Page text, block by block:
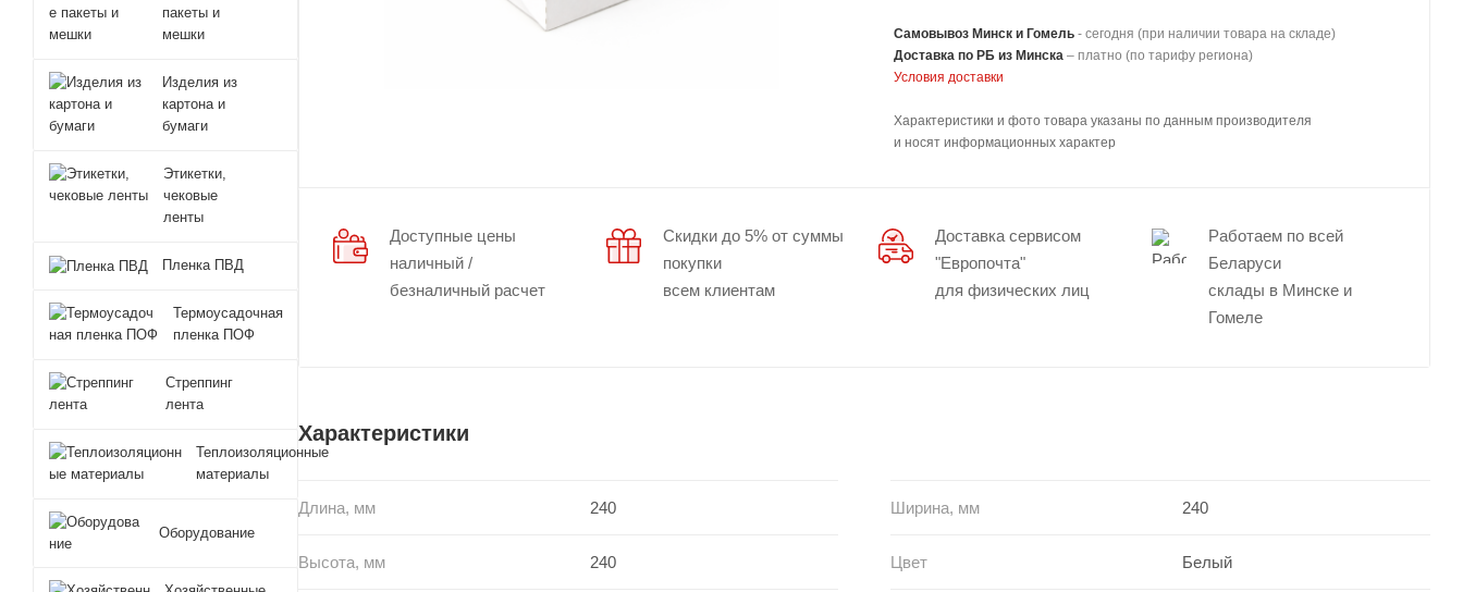
Самовывоз Минск и Гомель - сегодня (при наличии товара на складе)
Доставка по РБ из Минска – платно (по тарифу региона)
Условия доставки
Характеристики и фото товара указаны по данным производителя
и носят информационных характер
Доступные цены
наличный /
безналичный расчет
Скидки до 5% от суммы
покупки
всем клиентам
Доставка сервисом
"Европочта"
для физических лиц
Работаем по всей
Беларуси
склады в Минске и
Гомеле
Характеристики
Длина, мм 240 Ширина, мм 240
Высота, мм 240 Цвет Белый
пакеты и
мешки
Изделия из
картона и
бумаги
Этикетки,
чековые
ленты
Пленка ПВД
Термоусадочная
пленка ПОФ
Стреппинг
лента
Теплоизоляционные
материалы
Оборудование